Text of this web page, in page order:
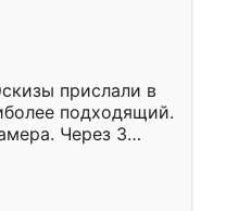
прислали в
подходящий.
Через 3
Остались
Ренессанс